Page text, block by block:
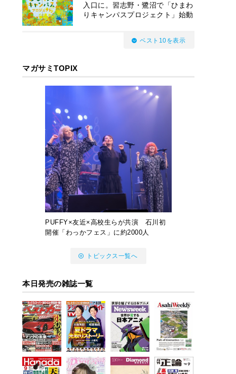
入口に。習志野・鷺沼で「ひまわ
りキャンパスプロジェクト」始動
ベスト10を表示
マガサミTOPIX
PUFFY×友近×高校生らが共演 石川初
開催「わっかフェス」に約2000人
トピックス一覧へ
本日発売の雑誌一覧